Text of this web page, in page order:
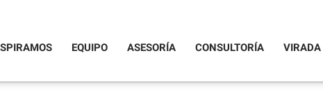
EQUIPO ASESORÍA CONSULTORÍA VIRADA